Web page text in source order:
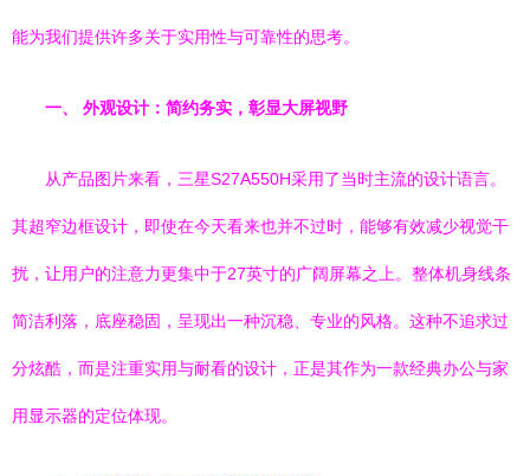
能为我们提供许多关于实用性与可靠性的思考。
一、 外观设计：简约务实，彰显大屏视野
从产品图片来看，三星S27A550H采用了当时主流的设计语言。
其超窄边框设计，即使在今天看来也并不过时，能够有效减少视觉干
扰，让用户的注意力更集中于27英寸的广阔屏幕之上。整体机身线条
简洁利落，底座稳固，呈现出一种沉稳、专业的风格。这种不追求过
分炫酷，而是注重实用与耐看的设计，正是其作为一款经典办公与家
用显示器的定位体现。